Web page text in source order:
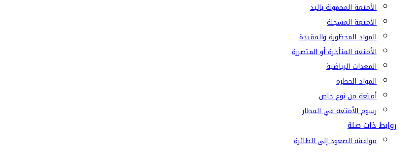
الأمتعة المحمولة باليد
الأمتعة المسجلة
المواد المحظورة والمقيدة
الأمتعة المتأخرة أو المتضررة
المعدات الرياضية
المواد الخطرة
أمتعة من نوع خاص
رسوم الأمتعة في المطار
روابط ذات صلة
موافقة الصعود إلى الطائرة